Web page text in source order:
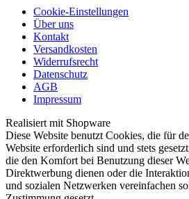
Cookie-Einstellungen
Über uns
Kontakt
Versandkosten
Widerrufsrecht
Datenschutz
AGB
Impressum
Realisiert mit Shopware
Diese Website benutzt Cookies, die für
Website erforderlich sind und stets
die den Komfort bei Benutzung dieser
Direktwerbung dienen oder die
und sozialen Netzwerken vereinfachen